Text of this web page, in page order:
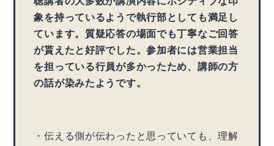
象を持っているようで執行部としても満足し
ています。質疑応答の場面でも丁寧なご回答
が貰えたと好評でした。参加者には営業担当
を担っている行員が多かったため、講師の方
の話が染みたようです。
・伝える側が伝わったと思っていても、理解